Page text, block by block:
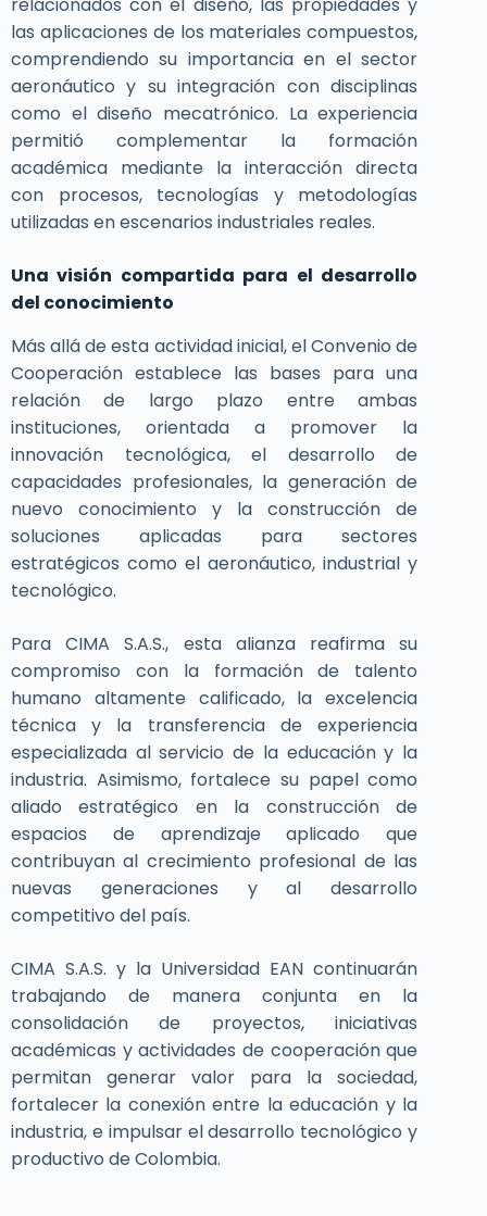
las aplicaciones de los materiales compuestos,
comprendiendo su importancia en el sector
aeronáutico y su integración con disciplinas
como el diseño mecatrónico. La experiencia
permitió complementar la formación
académica mediante la interacción directa
con procesos, tecnologías y metodologías
utilizadas en escenarios industriales reales.
Una visión compartida para el desarrollo
del conocimiento
Más allá de esta actividad inicial, el Convenio de
Cooperación establece las bases para una
relación de largo plazo entre ambas
instituciones, orientada a promover la
innovación tecnológica, el desarrollo de
capacidades profesionales, la generación de
nuevo conocimiento y la construcción de
soluciones aplicadas para sectores
estratégicos como el aeronáutico, industrial y
tecnológico.
Para CIMA S.A.S., esta alianza reafirma su
compromiso con la formación de talento
humano altamente calificado, la excelencia
técnica y la transferencia de experiencia
especializada al servicio de la educación y la
industria. Asimismo, fortalece su papel como
aliado estratégico en la construcción de
espacios de aprendizaje aplicado que
contribuyan al crecimiento profesional de las
nuevas generaciones y al desarrollo
competitivo del país.
CIMA S.A.S. y la Universidad EAN continuarán
trabajando de manera conjunta en la
consolidación de proyectos, iniciativas
académicas y actividades de cooperación que
permitan generar valor para la sociedad,
fortalecer la conexión entre la educación y la
industria, e impulsar el desarrollo tecnológico y
productivo de Colombia.